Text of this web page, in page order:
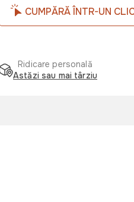
CUMPĂRĂ ÎNTR-UN
Ridicare personală
Astăzi sau mai târziu